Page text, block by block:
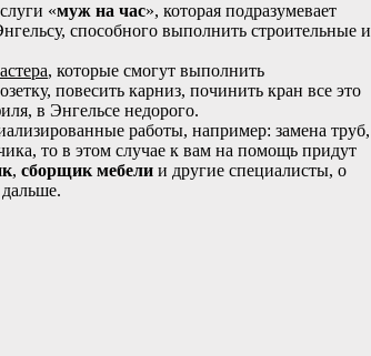
«муж на час», которая подразумевает
способного выполнить строительные и
, которые смогут выполнить
повесить карниз, починить кран все это
в Энгельсе недорого.
работы, например: замена труб,
то в этом случае к вам на помощь придут
, сборщик мебели и другие специалисты, о